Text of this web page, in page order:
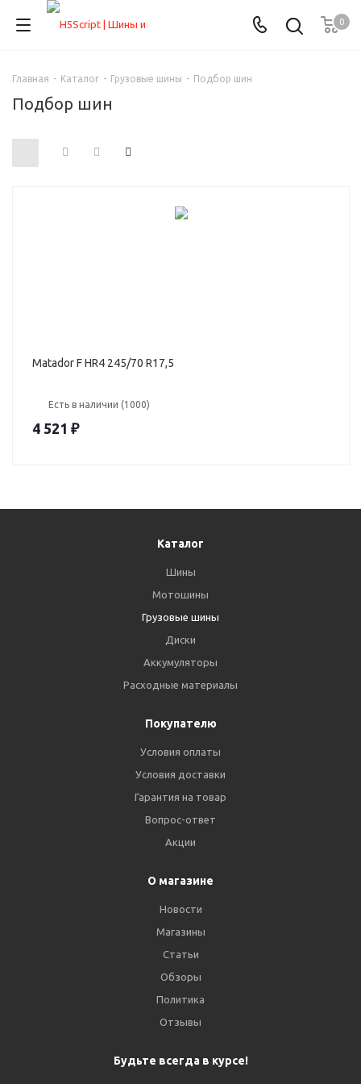
0
Главная - Каталог - Грузовые шины - Подбор шин
Подбор шин
Matador F HR4 245/70 R17,5
Есть в наличии (1000)
4 521 ₽
Каталог
Шины
Мотошины
Грузовые шины
Диски
Аккумуляторы
Расходные материалы
Покупателю
Условия оплаты
Условия доставки
Гарантия на товар
Вопрос-ответ
Акции
О магазине
Новости
Магазины
Статьи
Обзоры
Политика
Отзывы
Будьте всегда в курсе!